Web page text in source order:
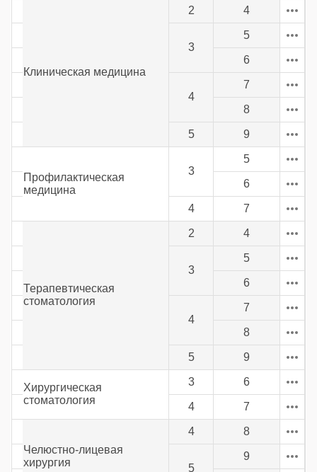
Клиническая медицина
2 4
3
5
6
4
7
8
5 9
Профилактическая
медицина
3
5
6
4 7
Терапевтическая
стоматология
2 4
3
5
6
4
7
8
5 9
Хирургическая
стоматология
3 6
4 7
Челюстно-лицевая
хирургия
4 8
5
9